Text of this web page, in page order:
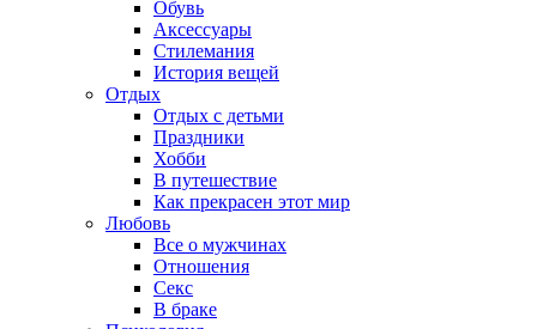
Обувь
Аксессуары
Стилемания
История вещей
Отдых
Отдых с детьми
Праздники
Хобби
В путешествие
Как прекрасен этот мир
Любовь
Все о мужчинах
Отношения
Секс
В браке